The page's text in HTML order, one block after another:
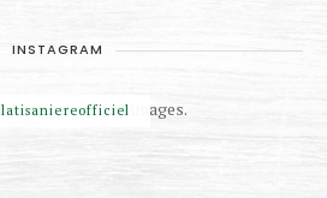
INSTAGRAM
not return any images.